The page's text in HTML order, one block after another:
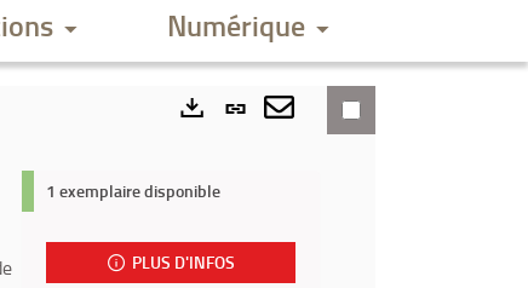
Numérique
Lien
permanent
fenêtre)
Envoyer
mail
1 exemplaire disponible
PLUS D'INFOS